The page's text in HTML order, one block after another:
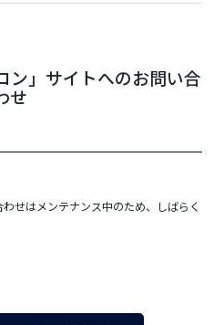
ン」サイトへのお問い合
せ
せはメンテナンス中のため、しばらく